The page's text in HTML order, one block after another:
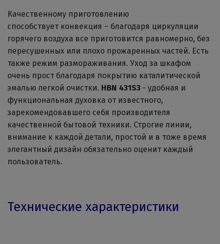
Качественному приготовлению
способствует конвекция – благодаря циркуляции
горячего воздуха все приготовится равномерно, без
пересушенных или плохо прожаренных частей. Есть
также режим размораживания. Уход за шкафом
очень прост благодаря покрытию каталитической
эмалью легкой очистки. HBN 431S3 - удобная и
функциональная духовка от известного,
зарекомендовавшего себя производителя
качественной бытовой техники. Строгие линии,
внимание к каждой детали, простой и в тоже время
элегантный дизайн обязательно оценит каждый
пользователь.
Технические характеристики